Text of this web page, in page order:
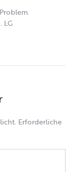
LG
Erforderliche